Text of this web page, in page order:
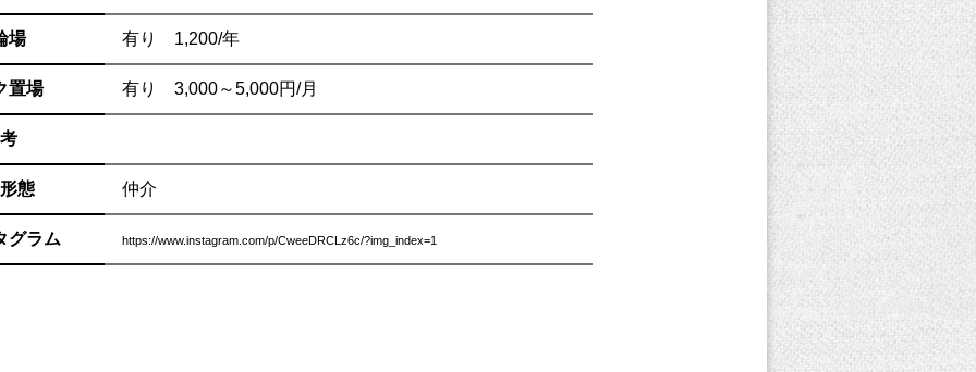
場 有り 1,200/年
置場 有り 3,000～5,000円/月
態 仲介
グラム https://www.instagram.com/p/CweeDRCLz6c/?img_index=1